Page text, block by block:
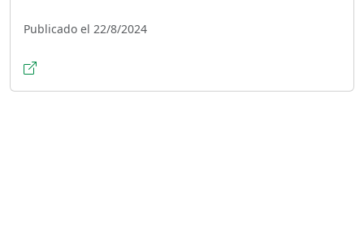
Publicado el 22/8/2024